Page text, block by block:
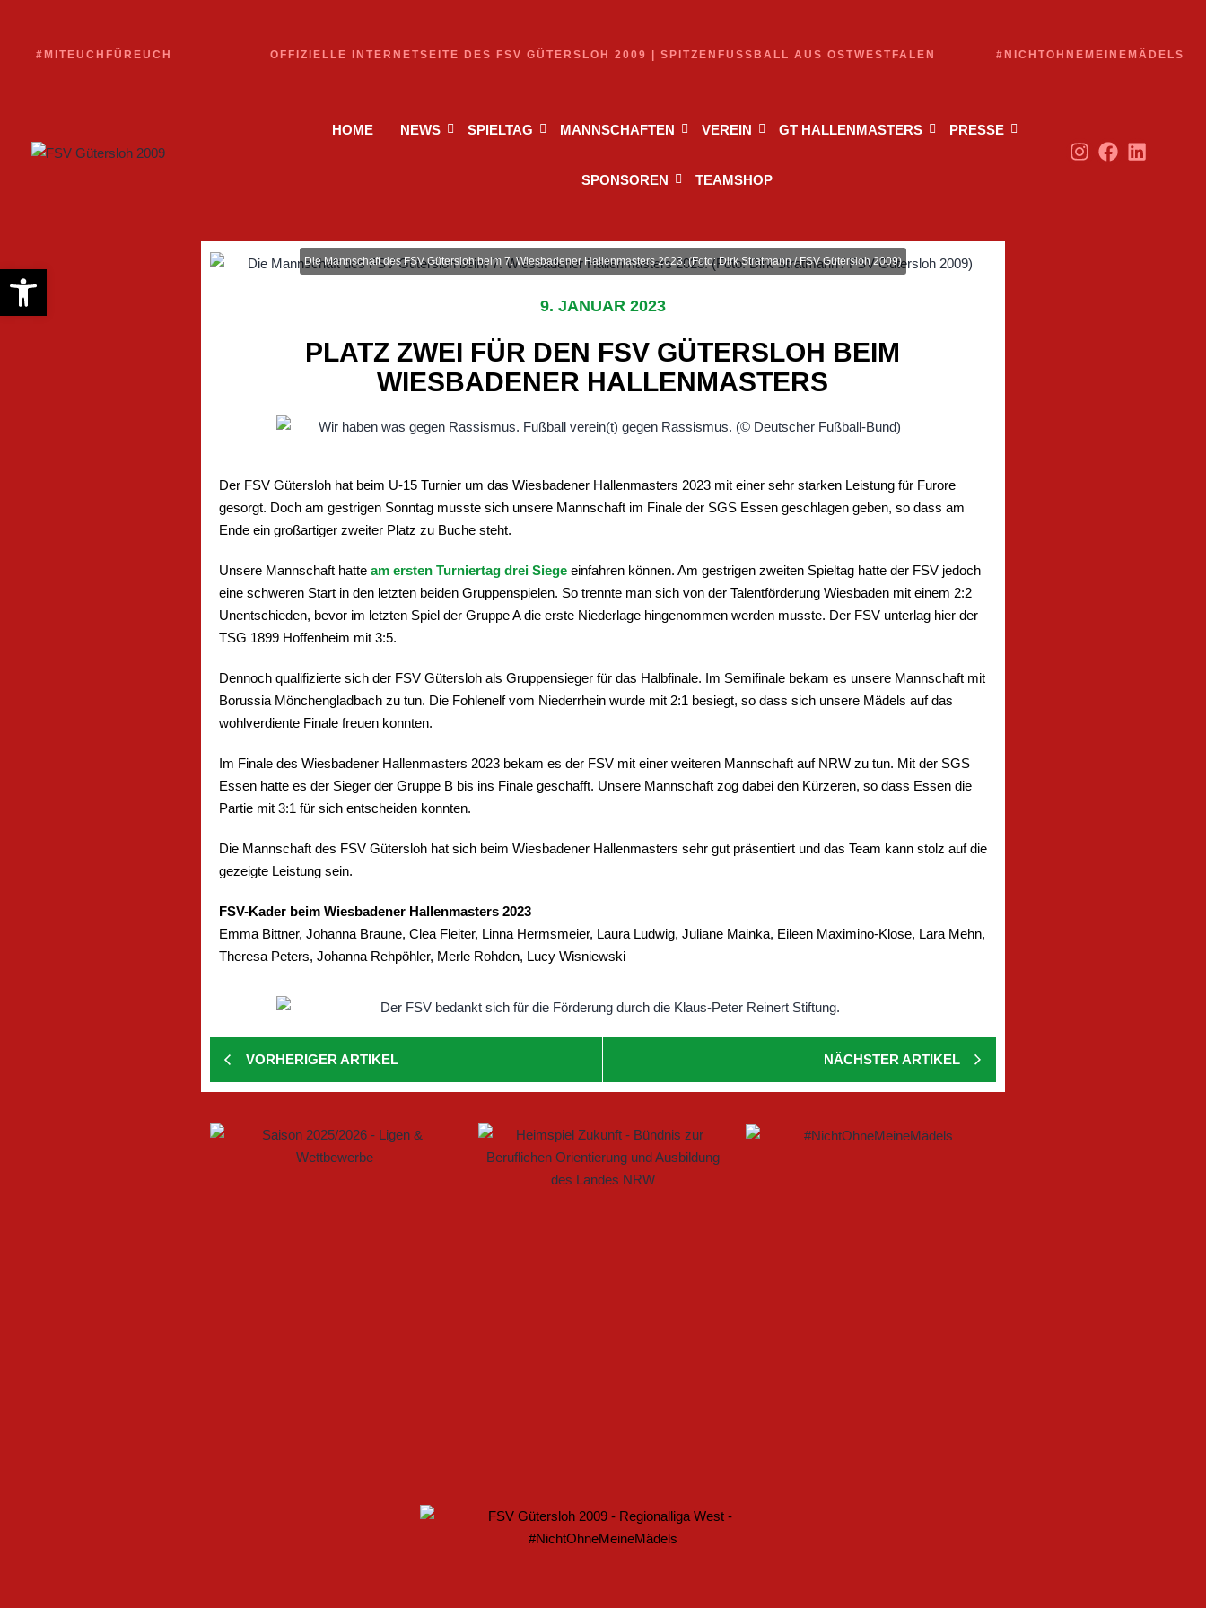
#MITEUCHFÜREUCH OFFIZIELLE INTERNETSEITE DES FSV GÜTERSLOH 2009 | SPITZENFUSSBALL AUS OSTWESTFALEN #NICHTOHNEMEINEMÄDELS
HOME NEWS SPIELTAG MANNSCHAFTEN VEREIN GT HALLENMASTERS PRESSE
SPONSOREN TEAMSHOP
Die Mannschaft des FSV Gütersloh beim 7. Wiesbadener Hallenmasters 2023. (Foto: Dirk Stratmann / FSV Gütersloh 2009)
9. JANUAR 2023
PLATZ ZWEI FÜR DEN FSV GÜTERSLOH BEIM
WIESBADENER HALLENMASTERS
Der FSV Gütersloh hat beim U-15 Turnier um das Wiesbadener Hallenmasters 2023 mit einer sehr starken Leistung für Furore
gesorgt. Doch am gestrigen Sonntag musste sich unsere Mannschaft im Finale der SGS Essen geschlagen geben, so dass am
Ende ein großartiger zweiter Platz zu Buche steht.
Unsere Mannschaft hatte am ersten Turniertag drei Siegeeinfahren können. Am gestrigen zweiten Spieltag hatte der FSV jedoch
eine schweren Start in den letzten beiden Gruppenspielen. So trennte man sich von der Talentförderung Wiesbaden mit einem 2:2
Unentschieden, bevor im letzten Spiel der Gruppe A die erste Niederlage hingenommen werden musste. Der FSV unterlag hier der
TSG 1899 Hoffenheim mit 3:5.
Dennoch qualifizierte sich der FSV Gütersloh als Gruppensieger für das Halbfinale. Im Semifinale bekam es unsere Mannschaft mit
Borussia Mönchengladbach zu tun. Die Fohlenelf vom Niederrhein wurde mit 2:1 besiegt, so dass sich unsere Mädels auf das
wohlverdiente Finale freuen konnten.
Im Finale des Wiesbadener Hallenmasters 2023 bekam es der FSV mit einer weiteren Mannschaft auf NRW zu tun. Mit der SGS
Essen hatte es der Sieger der Gruppe B bis ins Finale geschafft. Unsere Mannschaft zog dabei den Kürzeren, so dass Essen die
Partie mit 3:1 für sich entscheiden konnten.
Die Mannschaft des FSV Gütersloh hat sich beim Wiesbadener Hallenmasters sehr gut präsentiert und das Team kann stolz auf die
gezeigte Leistung sein.
FSV-Kader beim Wiesbadener Hallenmasters 2023
Emma Bittner, Johanna Braune, Clea Fleiter, Linna Hermsmeier, Laura Ludwig, Juliane Mainka, Eileen Maximino-Klose, Lara Mehn,
Theresa Peters, Johanna Rehpöhler, Merle Rohden, Lucy Wisniewski
VORHERIGER ARTIKEL NÄCHSTER ARTIKEL
Werkzeugleiste öffnen